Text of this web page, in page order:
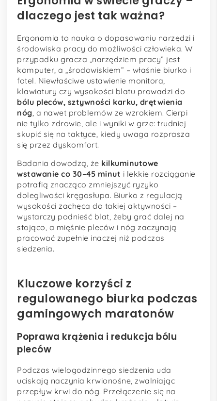
dlaczego jest tak ważna?
Ergonomia to nauka o dopasowaniu narzędzi i
środowiska pracy do możliwości człowieka. W
przypadku gracza „narzędziem pracy” jest
komputer, a „środowiskiem” – właśnie biurko i
fotel. Niewłaściwe ustawienie monitora,
klawiatury czy wysokości blatu prowadzi do
bólu pleców, sztywności karku, drętwienia
nóg , a nawet problemów ze wzrokiem. Cierpi
nie tylko zdrowie, ale i wyniki w grze: trudniej
skupić się na taktyce, kiedy uwaga rozprasza
się przez dyskomfort.
Badania dowodzą, że kilkuminutowe
wstawanie co 30–45 minut i lekkie rozciąganie
potrafią znacząco zmniejszyć ryzyko
dolegliwości kręgosłupa. Biurko z regulacją
wysokości zachęca do takiej aktywności –
wystarczy podnieść blat, żeby grać dalej na
stojąco, a mięśnie pleców i nóg zaczynają
pracować zupełnie inaczej niż podczas
siedzenia.
Kluczowe korzyści z
regulowanego biurka podczas
gamingowych maratonów
Poprawa krążenia i redukcja bólu
pleców
Podczas wielogodzinnego siedzenia uda
uciskają naczynia krwionośne, zwalniając
przepływ krwi do nóg. Przełączenie się na